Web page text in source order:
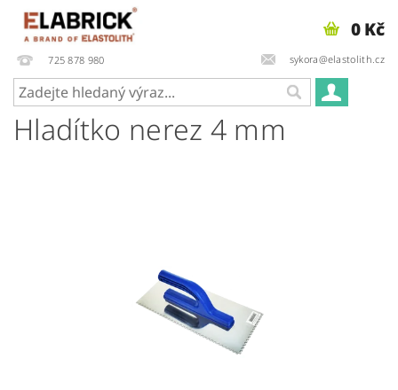
725 878 980 sykora@elastolith.cz
0 Kč
Hladítko nerez 4 mm